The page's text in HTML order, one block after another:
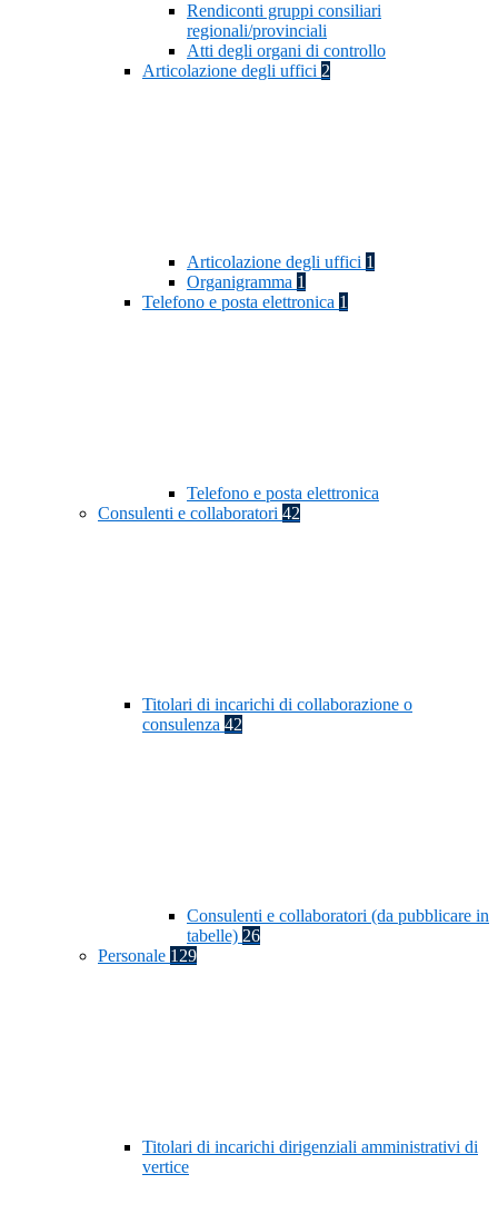
Rendiconti gruppi consiliari
regionali/provinciali
Atti degli organi di controllo
Articolazione degli uffici 2
Articolazione degli uffici 1
Organigramma 1
Telefono e posta elettronica 1
Telefono e posta elettronica
Consulenti e collaboratori 42
Titolari di incarichi di collaborazione o
consulenza 42
Consulenti e collaboratori (da pubblicare in
tabelle) 26
Personale 129
Titolari di incarichi dirigenziali amministrativi di
vertice